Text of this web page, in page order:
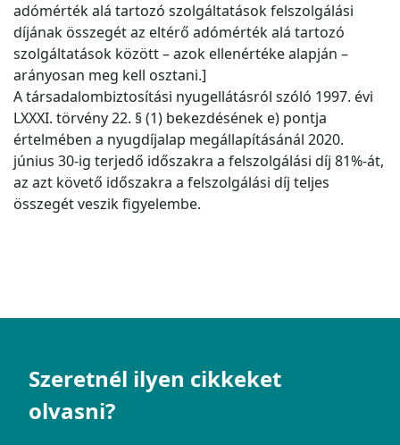
adómérték alá tartozó szolgáltatások felszolgálási
díjának összegét az eltérő adómérték alá tartozó
szolgáltatások között – azok ellenértéke alapján –
arányosan meg kell osztani.]
A társadalombiztosítási nyugellátásról szóló 1997. évi
LXXXI. törvény 22. § (1) bekezdésének e) pontja
értelmében a nyugdíjalap megállapításánál 2020.
június 30-ig terjedő időszakra a felszolgálási díj 81%-át,
az azt követő időszakra a felszolgálási díj teljes
összegét veszik figyelembe.
Szeretnél ilyen cikkeket
olvasni?